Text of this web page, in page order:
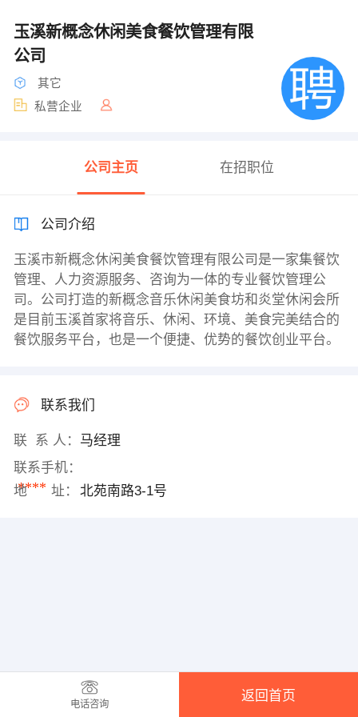
玉溪新概念休闲美食餐饮管理有限
公司
其它
私营企业
公司主页 在招职位
公司介绍
玉溪市新概念休闲美食餐饮管理有限公司是一家集餐饮
管理、人力资源服务、咨询为一体的专业餐饮管理公
司。公司打造的新概念音乐休闲美食坊和炎堂休闲会所
是目前玉溪首家将音乐、休闲、环境、美食完美结合的
餐饮服务平台，也是一个便捷、优势的餐饮创业平台。
联系我们
联 系 人： 马经理
联系手机：
****
地 址： 北苑南路3-1号
电话咨询
返回首页